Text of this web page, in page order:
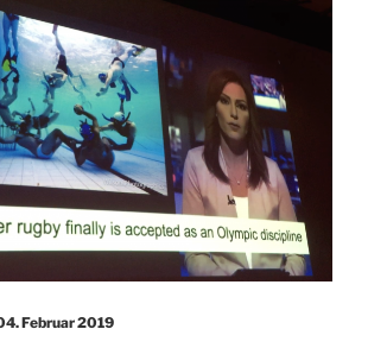
Februar 2019